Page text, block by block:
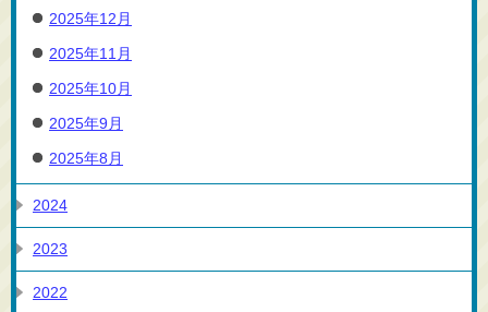
2025年12月
2025年11月
2025年10月
2025年9月
2025年8月
2024
2023
2022